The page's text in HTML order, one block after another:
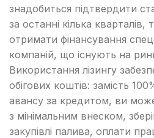
знадобиться підтвердити
за останні кілька кварталів,
отримати фінансування
компаній, що існують на
Використання лізингу
обігових коштів: замість
авансу за кредитом, ви
з мінімальним внеском,
закупівлі палива, оплати